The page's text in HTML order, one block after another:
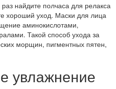
найдите полчаса для релакса
хороший уход. Маски для лица
аминокислотами,
Такой способ ухода за
морщин, пигментных пятен,
увлажнение